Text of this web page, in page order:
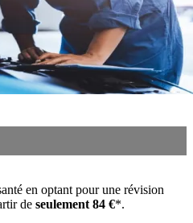
en optant pour une révision
de seulement 84 €*.